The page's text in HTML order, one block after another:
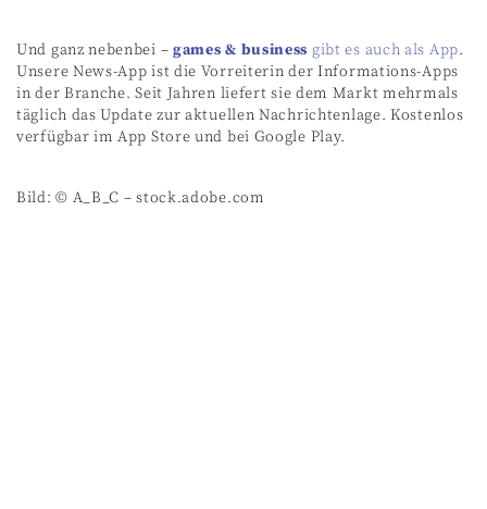
Und ganz nebenbei – games & business gibt es auch als App.
Unsere News-App ist die Vorreiterin der Informations-Apps
in der Branche. Seit Jahren liefert sie dem Markt mehrmals
täglich das Update zur aktuellen Nachrichtenlage. Kostenlos
verfügbar im App Store und bei Google Play.
Bild: © A_B_C – stock.adobe.com